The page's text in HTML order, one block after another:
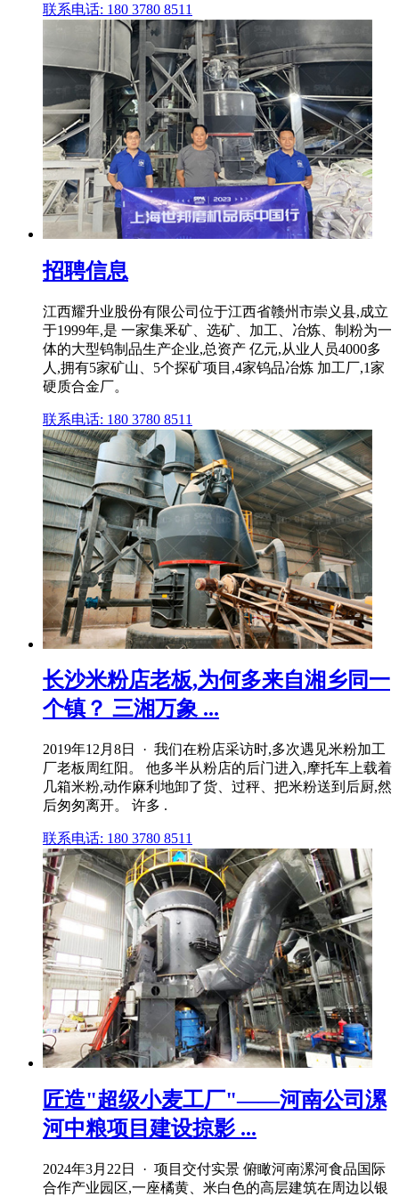
联系电话: 180 3780 8511
招聘信息
江西耀升业股份有限公司位于江西省赣州市崇义县,成立
于1999年,是 一家集釆矿、选矿、加工、冶炼、制粉为一
体的大型钨制品生产企业,总资产 亿元,从业人员4000多
人,拥有5家矿山、5个探矿项目,4家钨品冶炼 加工厂,1家
硬质合金厂。
联系电话: 180 3780 8511
长沙米粉店老板,为何多来自湘乡同一
个镇？ 三湘万象 ...
2019年12月8日 · 我们在粉店采访时,多次遇见米粉加工
厂老板周红阳。 他多半从粉店的后门进入,摩托车上载着
几箱米粉,动作麻利地卸了货、过秤、把米粉送到后厨,然
后匆匆离开。 许多 .
联系电话: 180 3780 8511
匠造"超级小麦工厂"——河南公司漯
河中粮项目建设掠影 ...
2024年3月22日 · 项目交付实景 俯瞰河南漯河食品国际
合作产业园区,一座橘黄、米白色的高层建筑在周边以银